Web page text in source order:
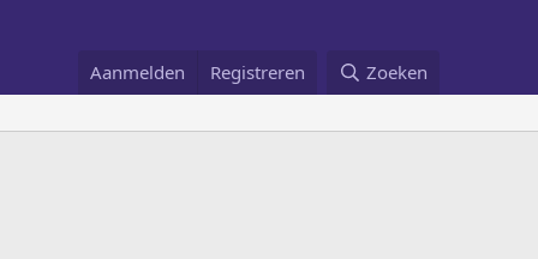
Aanmelden Registreren Zoeken